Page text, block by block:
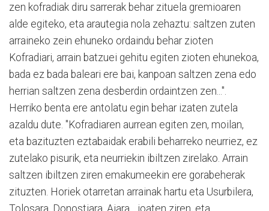
zen kofradiak diru sarrerak behar zituela gremioaren
alde egiteko, eta arautegia nola zehaztu: saltzen zuten
arraineko zein ehuneko ordaindu behar zioten
Kofradiari, arrain batzuei gehitu egiten zioten ehunekoa,
bada ez bada baleari ere bai, kanpoan saltzen zena edo
herrian saltzen zena desberdin ordaintzen zen...".
Herriko benta ere antolatu egin behar izaten zutela
azaldu dute. "Kofradiaren aurrean egiten zen, moilan,
eta bazituzten eztabaidak erabili beharreko neurriez, ez
zutelako pisurik, eta neurriekin ibiltzen zirelako. Arrain
saltzen ibiltzen ziren emakumeekin ere gorabeherak
zituzten. Horiek otarretan arrainak hartu eta Usurbilera,
Tolosara, Donostiara, Aiara... joaten ziren, eta